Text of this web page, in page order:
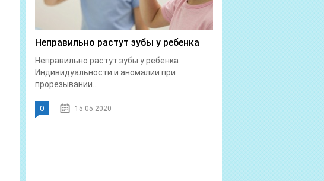
Неправильно растут зубы у ребенка
Неправильно растут зубы у ребенка
Индивидуальности и аномалии при
прорезывании...
0 15.05.2020